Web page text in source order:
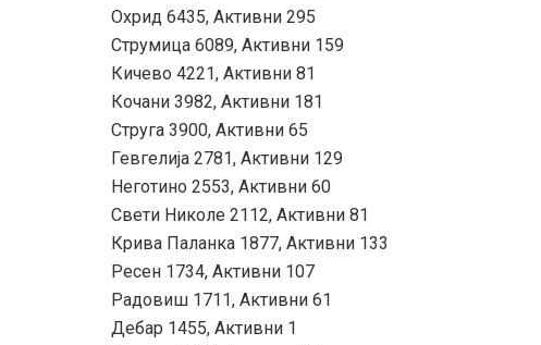
Охрид 6435, Активни 295
Струмица 6089, Активни 159
Кичево 4221, Активни 81
Кочани 3982, Активни 181
Струга 3900, Активни 65
Гевгелија 2781, Активни 129
Неготино 2553, Активни 60
Свети Николе 2112, Активни 81
Крива Паланка 1877, Активни 133
Ресен 1734, Активни 107
Радовиш 1711, Активни 61
Дебар 1455, Активни 1